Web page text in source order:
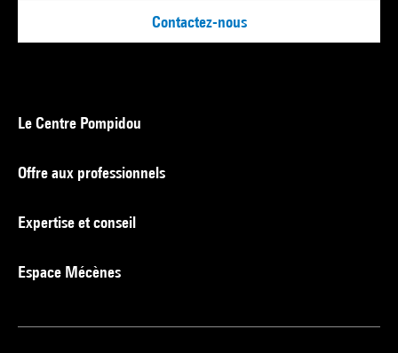
Contactez-nous
Le Centre Pompidou
Offre aux professionnels
Expertise et conseil
Espace Mécènes